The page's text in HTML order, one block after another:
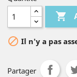

 Il n'y a pas
Partager